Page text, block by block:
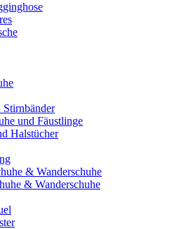
Stirnbänder
und Fäustlinge
Halstücher
& Wanderschuhe
& Wanderschuhe